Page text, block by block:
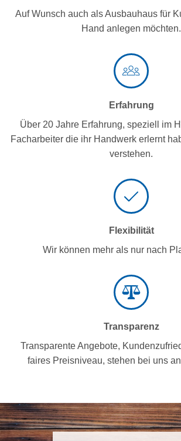
Auf Wunsch auch als Ausbauhaus für
Hand anlegen möchten.
Erfahrung
Über 20 Jahre Erfahrung, speziell im
Facharbeiter die ihr Handwerk erlernt
verstehen.
Flexibilität
Wir können mehr als nur nach
Transparenz
Transparente Angebote,
faires Preisniveau, stehen bei uns